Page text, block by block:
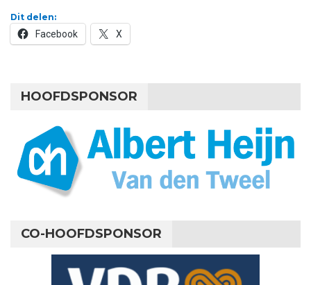
Dit delen:
Facebook X
HOOFDSPONSOR
CO-HOOFDSPONSOR